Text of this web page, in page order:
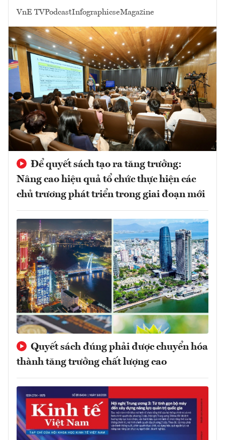
VnE TVPodcastInfographicseMagazine
Để quyết sách tạo ra tăng trưởng:
Nâng cao hiệu quả tổ chức thực hiện các
chủ trương phát triển trong giai đoạn mới
Quyết sách đúng phải được chuyển hóa
thành tăng trưởng chất lượng cao